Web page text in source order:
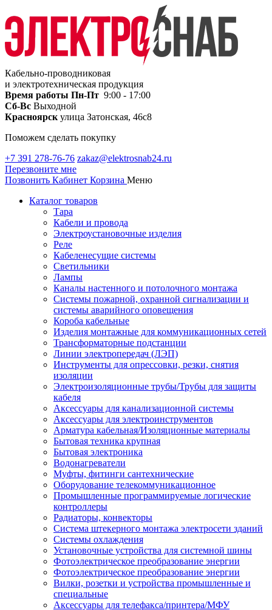
Кабельно-проводниковая
и электротехническая продукция
Время работы Пн-Пт 9:00 - 17:00
Сб-Вс Выходной
Красноярск улица Затонская, 46с8
Поможем сделать покупку
+7 391 278-76-76 zakaz@elektrosnab24.ru
Перезвоните мне
Позвонить Кабинет Корзина Меню
Каталог товаров
Тара
Кабели и провода
Электроустановочные изделия
Реле
Кабеленесущие системы
Светильники
Лампы
Каналы настенного и потолочного монтажа
Системы пожарной, охранной сигнализации и
системы аварийного оповещения
Короба кабельные
Изделия монтажные для коммуникационных сетей
Трансформаторные подстанции
Линии электропередач (ЛЭП)
Инструменты для опрессовки, резки, снятия
изоляции
Электроизоляционные трубы/Трубы для защиты
кабеля
Аксессуары для канализационной системы
Аксессуары для электроинструментов
Арматура кабельная/Изоляционные материалы
Бытовая техника крупная
Бытовая электроника
Водонагреватели
Муфты, фитинги сантехнические
Оборудование телекоммуникационное
Промышленные программируемые логические
контроллеры
Радиаторы, конвекторы
Система штекерного монтажа электросети зданий
Системы охлаждения
Установочные устройства для системной шины
Фотоэлектрическое преобразование энергии
Фотоэлектрическое преобразование энергии
Вилки, розетки и устройства промышленные и
специальные
Аксессуары для телефакса/принтера/МФУ